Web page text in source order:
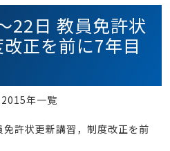
22日 教員免許状
正を前に7年目
2015年一覧
許状更新講習，制度改正を前